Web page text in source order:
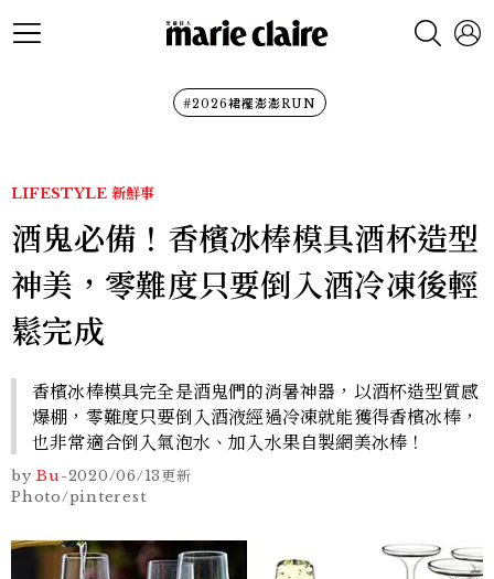
#2026裙襬澎澎RUN
LIFESTYLE 新鮮事
酒鬼必備！香檳冰棒模具酒杯造型
神美，零難度只要倒入酒冷凍後輕
鬆完成
香檳冰棒模具完全是酒鬼們的消暑神器，以酒杯造型質感
爆棚，零難度只要倒入酒液經過冷凍就能獲得香檳冰棒，
也非常適合倒入氣泡水、加入水果自製網美冰棒！
by Bu-2020/06/13更新
Photo/pinterest